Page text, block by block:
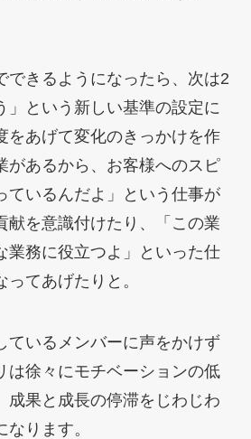
できるようになったら、次は2
」という新しい基準の設定に
をあげて変化のきっかけを作
があるから、お客様へのスピ
ているんだよ」という仕事が
献を意識付けたり、「この業
業務に役立つよ」といった仕
てあげたりと。
ているメンバーに声をかけず
は徐々にモチベーションの低
成果と成長の停滞をじわじわ
ります。